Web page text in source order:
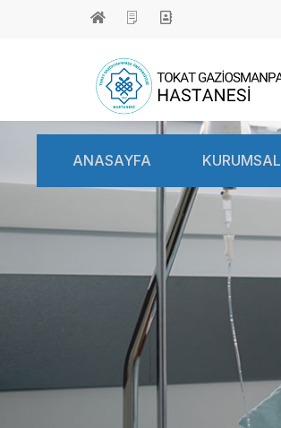
ANASAYFA KURUMSAL